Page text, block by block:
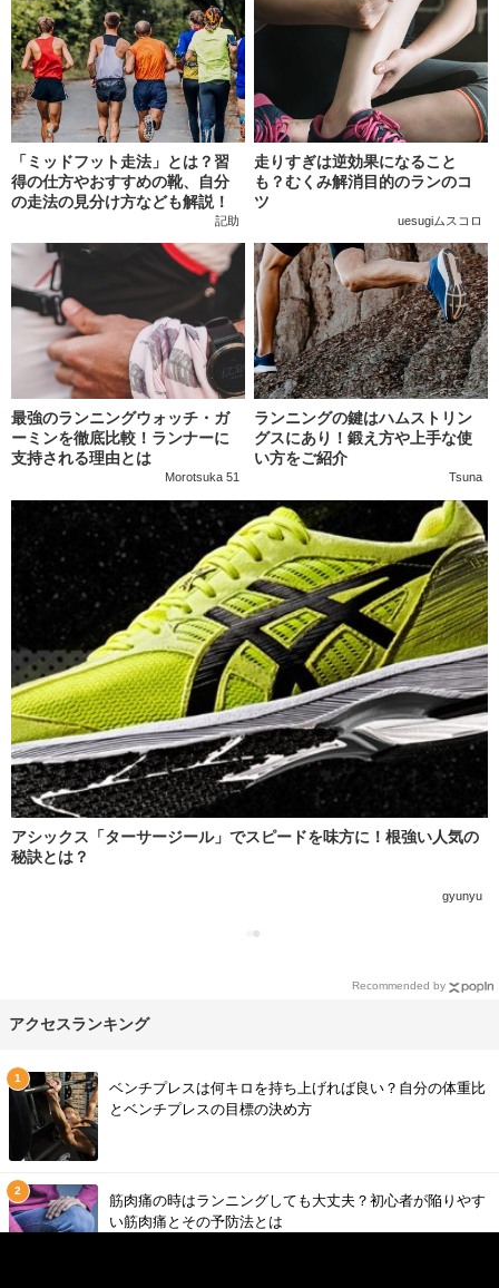
「ミッドフット走法」とは？習
得の仕方やおすすめの靴、自分
の走法の見分け方なども解説！
記助
走りすぎは逆効果になること
も？むくみ解消目的のランのコ
ツ
uesugiムスコロ
最強のランニングウォッチ・ガ
ーミンを徹底比較！ランナーに
支持される理由とは
Morotsuka 51
ランニングの鍵はハムストリン
グスにあり！鍛え方や上手な使
い方をご紹介
Tsuna
アシックス「ターサージール」でスピードを味方に！根強い人気の
秘訣とは？
gyunyu
Recommended by
アクセスランキング
ベンチプレスは何キロを持ち上げれば良い？自分の体重比
とベンチプレスの目標の決め方
筋肉痛の時はランニングしても大丈夫？初心者が陥りやす
い筋肉痛とその予防法とは